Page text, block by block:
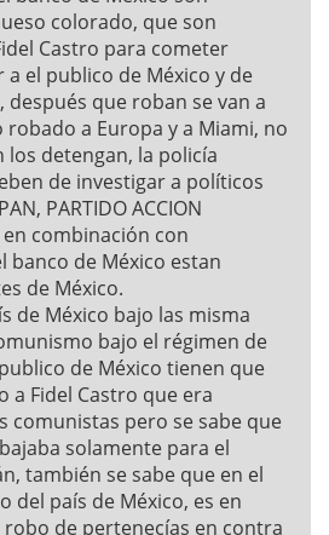
colorado, que son
Castro para cometer
el publico de México y de
después que roban se van a
a Europa y a Miami, no
los detengan, la policía
de investigar a políticos
PARTIDO ACCION
en combinación con
banco de México estan
de México.
de México bajo las misma
bajo el régimen de
de México tienen que
a Fidel Castro que era
comunistas pero se sabe que
solamente para el
también se sabe que en el
del país de México, es en
de pertenecías en contra